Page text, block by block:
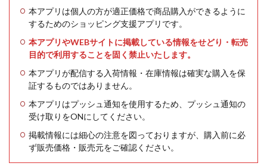
本アプリは個人の方が適正価格で商品購入ができるように
するためのショッピング支援アプリです。
本アプリやWEBサイトに掲載している情報をせどり・転売
目的で利用することを固く禁止いたします。
本アプリが配信する入荷情報・在庫情報は確実な購入を保
証するものではありません。
本アプリはプッシュ通知を使用するため、プッシュ通知の
受け取りをONにしてください。
掲載情報には細心の注意を図っておりますが、購入前に必
ず販売価格・販売元をご確認ください。